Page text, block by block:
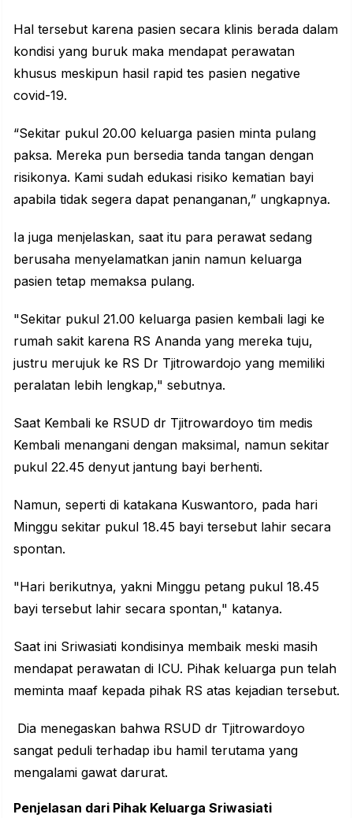
Hal tersebut karena pasien secara klinis berada dalam
kondisi yang buruk maka mendapat perawatan
khusus meskipun hasil rapid tes pasien negative
covid-19.
“Sekitar pukul 20.00 keluarga pasien minta pulang
paksa. Mereka pun bersedia tanda tangan dengan
risikonya. Kami sudah edukasi risiko kematian bayi
apabila tidak segera dapat penanganan,” ungkapnya.
Ia juga menjelaskan, saat itu para perawat sedang
berusaha menyelamatkan janin namun keluarga
pasien tetap memaksa pulang.
"Sekitar pukul 21.00 keluarga pasien kembali lagi ke
rumah sakit karena RS Ananda yang mereka tuju,
justru merujuk ke RS Dr Tjitrowardojo yang memiliki
peralatan lebih lengkap," sebutnya.
Saat Kembali ke RSUD dr Tjitrowardoyo tim medis
Kembali menangani dengan maksimal, namun sekitar
pukul 22.45 denyut jantung bayi berhenti.
Namun, seperti di katakana Kuswantoro, pada hari
Minggu sekitar pukul 18.45 bayi tersebut lahir secara
spontan.
"Hari berikutnya, yakni Minggu petang pukul 18.45
bayi tersebut lahir secara spontan," katanya.
Saat ini Sriwasiati kondisinya membaik meski masih
mendapat perawatan di ICU. Pihak keluarga pun telah
meminta maaf kepada pihak RS atas kejadian tersebut.
Dia menegaskan bahwa RSUD dr Tjitrowardoyo
sangat peduli terhadap ibu hamil terutama yang
mengalami gawat darurat.
Penjelasan dari Pihak Keluarga Sriwasiati